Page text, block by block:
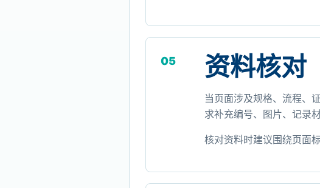
05 资料核对
当页面涉及规格、流程、
求补充编号、图片、记录
核对资料时建议围绕页面